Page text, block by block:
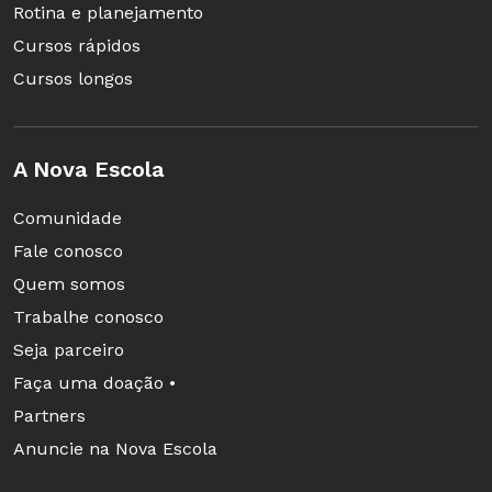
Rotina e planejamento
Cursos rápidos
Cursos longos
A Nova Escola
Comunidade
Fale conosco
Quem somos
Trabalhe conosco
Seja parceiro
Faça uma doação •
Partners
Anuncie na Nova Escola